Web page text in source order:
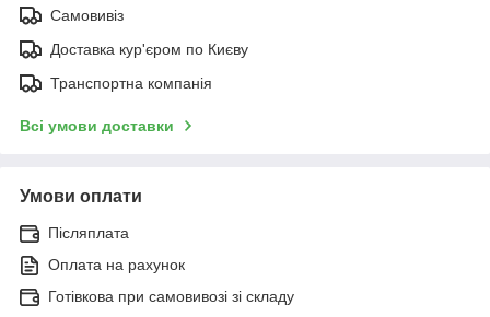
Самовивіз
Доставка кур'єром по Києву
Транспортна компанія
Всі умови доставки
Умови оплати
Післяплата
Оплата на рахунок
Готівкова при самовивозі зі складу